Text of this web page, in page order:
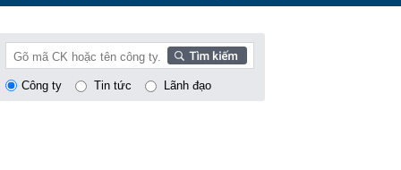
Công ty Tin tức Lãnh đạo